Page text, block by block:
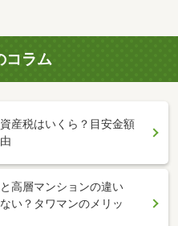
コラム
産税はいくら？目安金額
高層マンションの違い
い？タワマンのメリッ